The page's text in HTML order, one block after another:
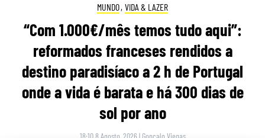
MUNDO, VIDA & LAZER
“Com 1.000€/mês temos tudo aqui”:
reformados franceses rendidos a
destino paradisíaco a 2 h de Portugal
onde a vida é barata e há 300 dias de
sol por ano
18:10 8 Agosto, 2026 |Gonçalo Viegas